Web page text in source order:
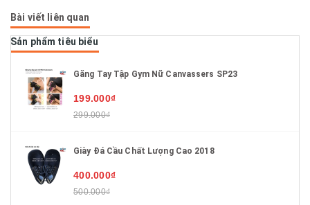
Bài viết liên quan
Sản phẩm tiêu biểu
Găng Tay Tập Gym Nữ Canvassers SP23
199.000₫
299.000₫
Giày Đá Cầu Chất Lượng Cao 2018
400.000₫
500.000₫